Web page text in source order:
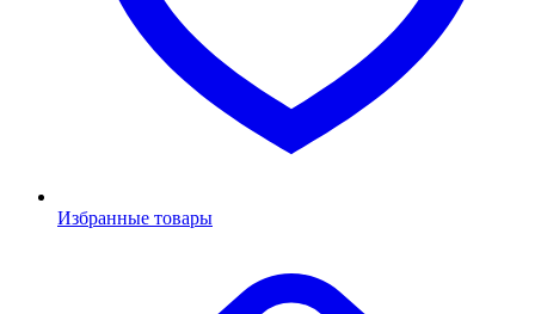
Избранные товары